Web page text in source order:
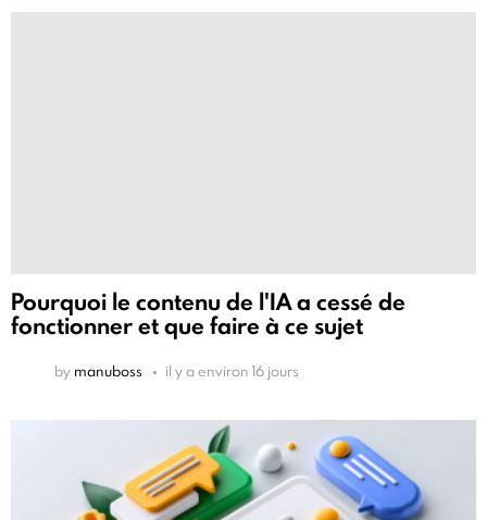
Pourquoi le contenu de l'IA a cessé de
fonctionner et que faire à ce sujet
by manuboss il y a environ 16 jours